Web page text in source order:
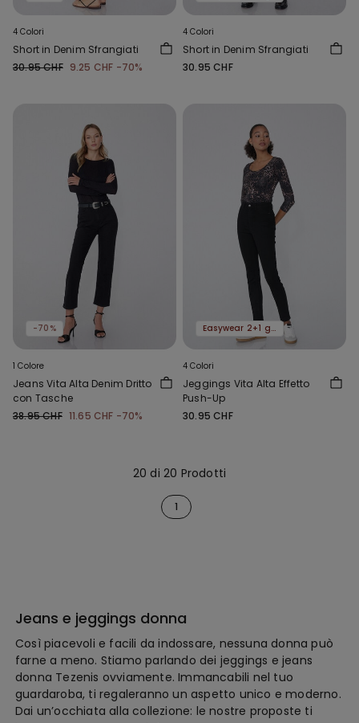
4 Colori
Short in Denim Sfrangiati
30.95 CHF 9.25 CHF -70%
4 Colori
Short in Denim Sfrangiati
30.95 CHF
-70%
1 Colore
Jeans Vita Alta Denim Dritto
con Tasche
38.95 CHF 11.65 CHF -70%
Easywear 2+1 gratis
4 Colori
Jeggings Vita Alta Effetto
Push-Up
30.95 CHF
20 di 20 Prodotti
1
Jeans e jeggings donna
Così piacevoli e facili da indossare, nessuna donna può
farne a meno. Stiamo parlando dei jeggings e jeans
donna Tezenis ovviamente. Immancabili nel tuo
guardaroba, ti regaleranno un aspetto unico e moderno.
Dai un’occhiata alla collezione: le nostre proposte ti